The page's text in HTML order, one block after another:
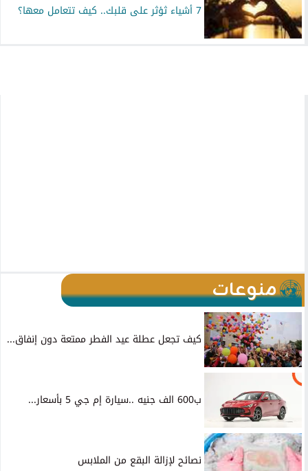
7 أشياء ثؤثر على قلبك.. كيف تتعامل معها؟
منوعات
كيف تجعل عطلة عيد الفطر ممتعة دون إنفاق...
ب600 الف جنيه ..سيارة إم جي 5 بأسعار...
نصائح لإزالة البقع من الملابس